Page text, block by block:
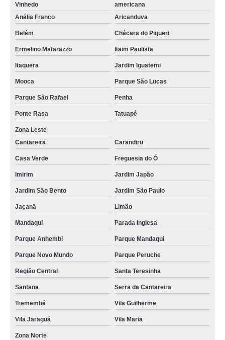
Vinhedo
americana
Anália Franco
Aricanduva
Belém Chácara do Piqueri
Ermelino Matarazzo Itaim Paulista
Itaquera Jardim Iguatemi
Mooca Parque São Lucas
Parque São Rafael Penha
Ponte Rasa Tatuapé
Zona Leste
Cantareira
Carandiru
Casa Verde Freguesia do Ó
Imirim Jardim Japão
Jardim São Bento Jardim São Paulo
Jaçanã Limão
Mandaqui Parada Inglesa
Parque Anhembi Parque Mandaqui
Parque Novo Mundo Parque Peruche
Região Central Santa Teresinha
Santana Serra da Cantareira
Tremembé Vila Guilherme
Vila Jaraguá Vila Maria
Zona Norte